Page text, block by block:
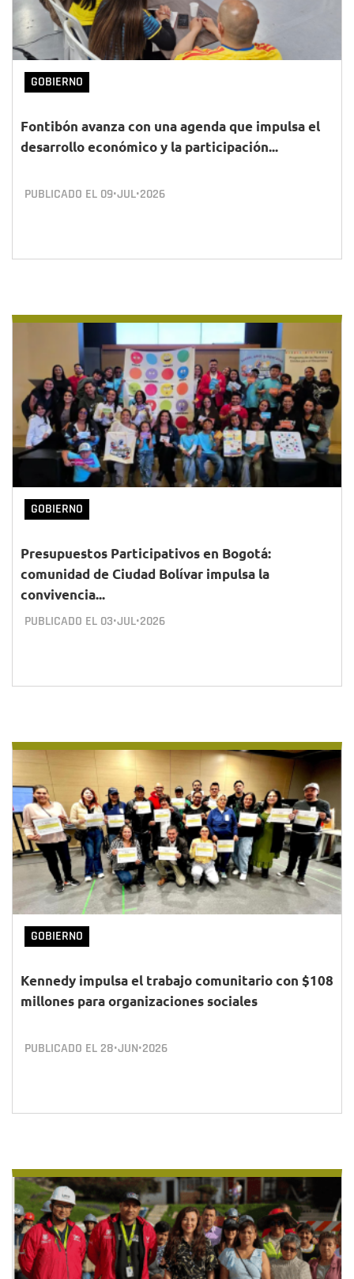
GOBIERNO
Fontibón avanza con una agenda que impulsa el
desarrollo económico y la participación...
PUBLICADO EL 09•JUL•2026
GOBIERNO
Presupuestos Participativos en Bogotá:
comunidad de Ciudad Bolívar impulsa la
convivencia...
PUBLICADO EL 03•JUL•2026
GOBIERNO
Kennedy impulsa el trabajo comunitario con $108
millones para organizaciones sociales
PUBLICADO EL 28•JUN•2026